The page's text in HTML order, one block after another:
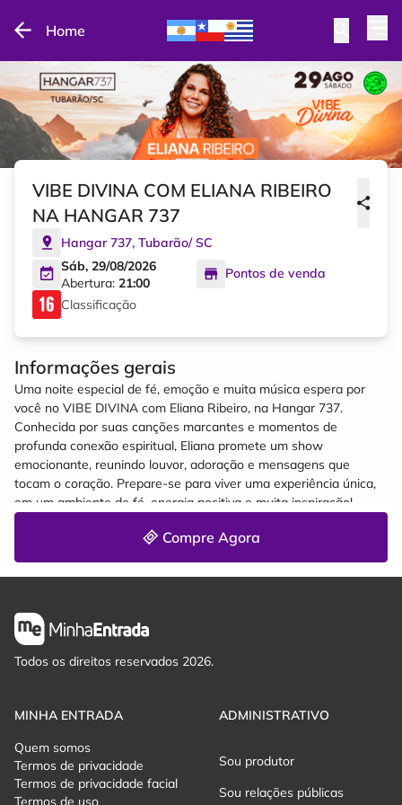
Home
VIBE DIVINA COM ELIANA RIBEIRO
NA HANGAR 737
Hangar 737, Tubarão/SC
Sáb, 29/08/2026
Abertura: 21:00
Pontos de venda
Classificação
Informações gerais
Uma noite especial de fé, emoção e muita música espera por
você no VIBE DIVINA com Eliana Ribeiro, na Hangar 737.
Conhecida por suas canções marcantes e momentos de
profunda conexão espiritual, Eliana promete um show
emocionante, reunindo louvor, adoração e mensagens que
tocam o coração. Prepare-se para viver uma experiência única,
em um ambiente de fé, energia positiva e muita inspiração!
Compre Agora
Todos os direitos reservados 2026.
MINHA ENTRADA
Quem somos
Termos de privacidade
Termos de privacidade facial
Termos de uso
ADMINISTRATIVO
Sou produtor
Sou relações públicas